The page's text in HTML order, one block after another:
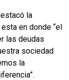
la
en donde “el
las deudas
sociedad
la